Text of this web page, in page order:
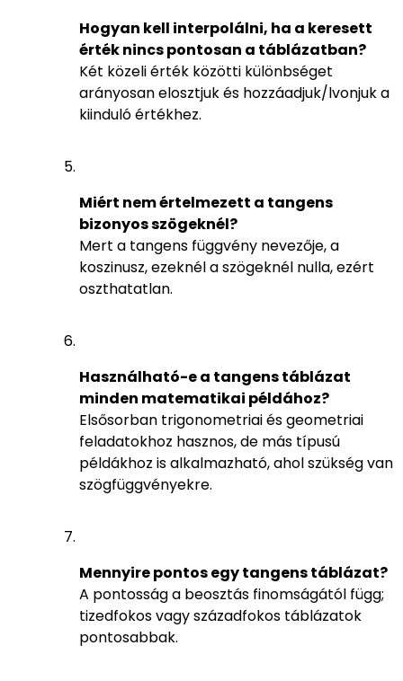
Hogyan kell interpolálni, ha a keresett
érték nincs pontosan a táblázatban?
Két közeli érték közötti különbséget
arányosan elosztjuk és hozzáadjuk/lvonjuk a
kiinduló értékhez.
Miért nem értelmezett a tangens
bizonyos szögeknél?
Mert a tangens függvény nevezője, a
koszinusz, ezeknél a szögeknél nulla, ezért
oszthatatlan.
Használható-e a tangens táblázat
minden matematikai példához?
Elsősorban trigonometriai és geometriai
feladatokhoz hasznos, de más típusú
példákhoz is alkalmazható, ahol szükség van
szögfüggvényekre.
Mennyire pontos egy tangens táblázat?
A pontosság a beosztás finomságától függ;
tizedfokos vagy századfokos táblázatok
pontosabbak.